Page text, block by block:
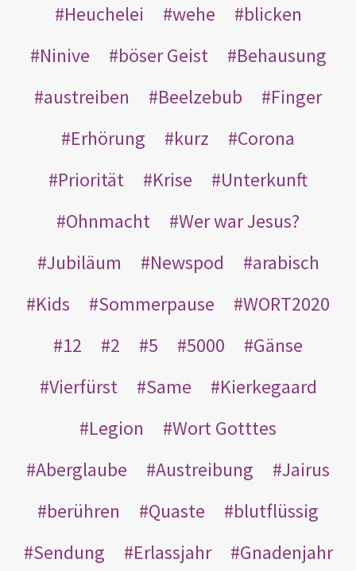
Heuchelei
wehe
blicken
Ninive
böser Geist
Behausung
austreiben
Beelzebub
Finger
Erhörung
kurz
Corona
Priorität
Krise
Unterkunft
Ohnmacht
Wer war Jesus?
Jubiläum
Newspod
arabisch
Kids
Sommerpause
WORT2020
12
2 5 5000
Gänse
Vierfürst
Same
Kierkegaard
Legion
Wort Gotttes
Aberglaube
Austreibung
Jairus
berühren
Quaste
blutflüssig
Sendung
Erlassjahr
Gnadenjahr